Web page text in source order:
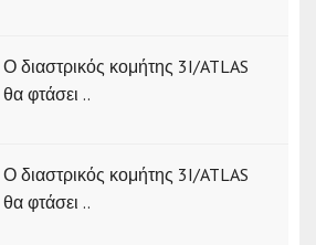
Ο διαστρικός κομήτης 3I/ATLAS
θα φτάσει ..
Ο διαστρικός κομήτης 3I/ATLAS
θα φτάσει ..